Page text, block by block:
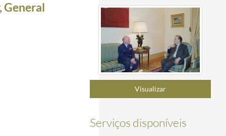
da Ordem do Infante D. Henrique, a 11 de março de 2002
Visualizar
Serviços disponíveis
General